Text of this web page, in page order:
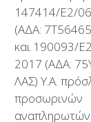
147414/Ε2/
(ΑΔΑ:
και 190093/
2017 (ΑΔΑ:
ΛΑΣ) Υ.Α.
προσωρινών